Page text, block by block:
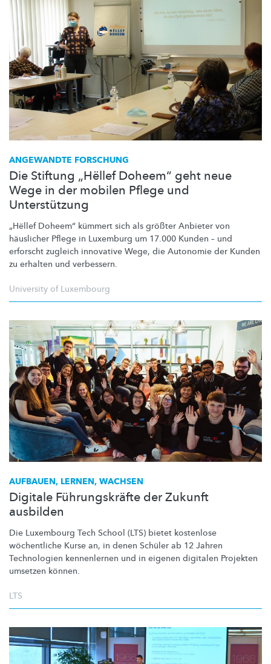
ANGEWANDTE FORSCHUNG
Die Stiftung „Hëllef Doheem“ geht neue
Wege in der mobilen Pflege und
Unterstützung
„Hëllef Doheem“ kümmert sich als größter Anbieter von
häuslicher Pflege in Luxemburg um 17.000 Kunden – und
erforscht zugleich innovative Wege, die Autonomie der Kunden
zu erhalten und verbessern.
University of Luxembourg
AUFBAUEN, LERNEN, WACHSEN
Digitale Führungskräfte der Zukunft
ausbilden
Die Luxembourg Tech School (LTS) bietet kostenlose
wöchentliche Kurse an, in denen Schüler ab 12 Jahren
Technologien kennenlernen und in eigenen digitalen Projekten
umsetzen können.
LTS